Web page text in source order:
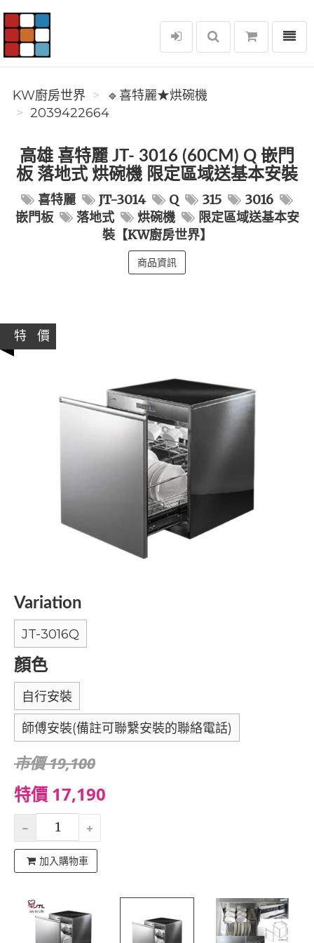
KW廚房世界
選單
KW廚房世界
🔹喜特麗★烘碗機
2039422664
高雄 喜特麗 JT- 3016 (60CM) Q 嵌門
板 落地式 烘碗機 限定區域送基本安裝
喜特麗 JT-3014 Q 315
3016
嵌門板
落地式 烘碗機
限定區域送基本安
裝【KW廚房世界】
商品資訊
特 價
Variation
JT-3016Q
顏色
自行安裝
師傅安裝(備註可聯繫安裝的聯絡電話)
市價 19,100
特價 17,190
加入購物車